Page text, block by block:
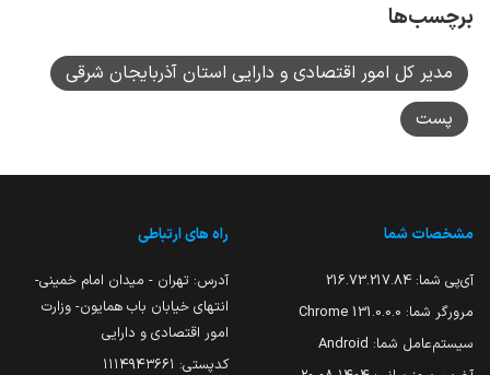
برچسب‌ها
مدیر کل امور اقتصادی و دارایی استان آذربایجان شرقی
پست
مشخصات شما
آی‌پی شما: 216.73.217.84
مرورگر شما: 131.0.0.0 Chrome
سیستم‌عامل شما: Android
راه های ارتباطی
آدرس: تهران - میدان امام خمینی-
انتهای خیابان باب همایون- وزارت
امور اقتصادی و دارایی
کدپستی: ۱۱۱۴۹۴۳۶۶۱